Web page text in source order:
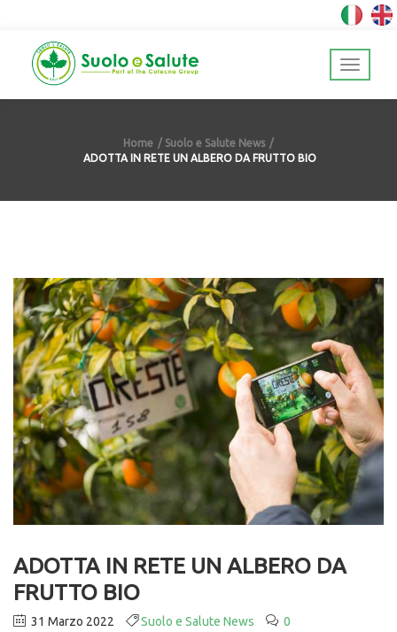
Home
Suolo e Salute News
ADOTTA IN RETE UN ALBERO DA FRUTTO BIO
ADOTTA IN RETE UN ALBERO DA
FRUTTO BIO
31 Marzo 2022 Suolo e Salute News 0